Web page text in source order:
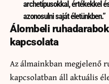
archetípusokkal, értékekkel
azonosulni saját életünkben.”
Álombeli
kapcsolata
Az álmainkban megjelenő
kapcsolatban áll aktuális